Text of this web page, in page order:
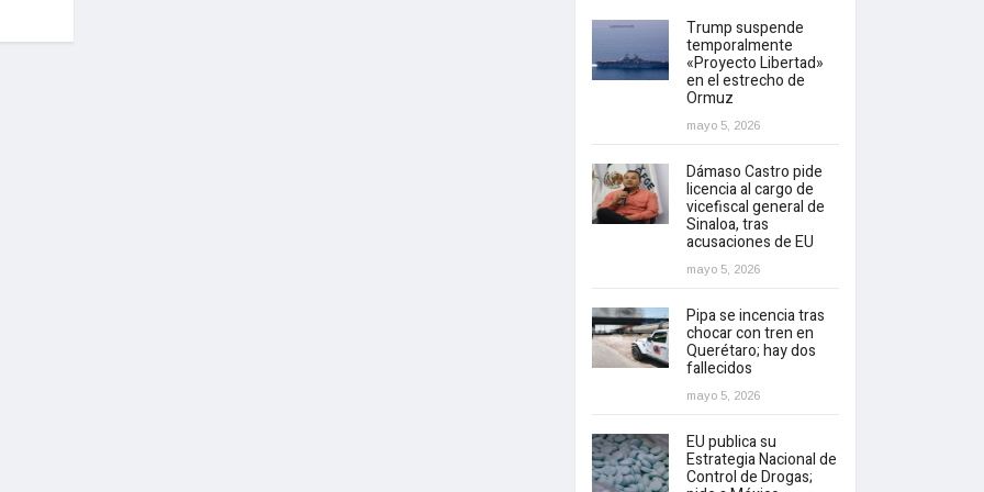
Trump suspende
temporalmente
«Proyecto Libertad»
en el estrecho de
Ormuz
mayo 5, 2026
Dámaso Castro pide
licencia al cargo de
vicefiscal general de
Sinaloa, tras
acusaciones de EU
mayo 5, 2026
Pipa se incencia tras
chocar con tren en
Querétaro; hay dos
fallecidos
mayo 5, 2026
EU publica su
Estrategia Nacional de
Control de Drogas;